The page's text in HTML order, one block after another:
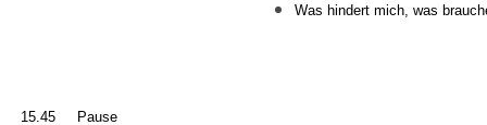
Was hindert mich, was
15.45 Pause